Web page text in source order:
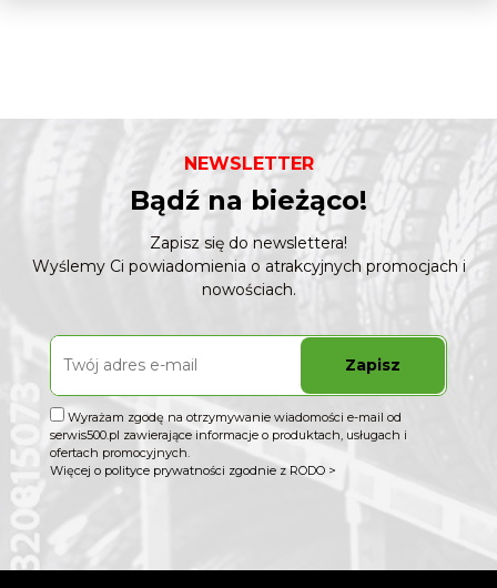
NEWSLETTER
Bądź na bieżąco!
Zapisz się do newslettera!
Wyślemy Ci powiadomienia o atrakcyjnych promocjach i
nowościach.
Zapisz
Wyrażam zgodę na otrzymywanie wiadomości e-mail od
serwis500.pl zawierające informacje o produktach, usługach i
ofertach promocyjnych.
Więcej o polityce prywatności zgodnie z RODO >